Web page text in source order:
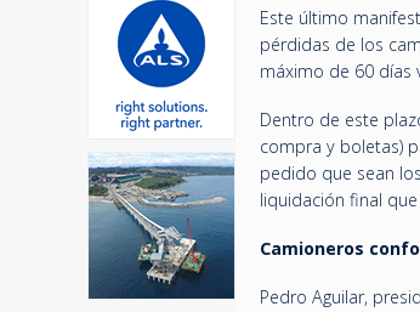
Este último
pérdidas de los
máximo de 60 días
Dentro de este
compra y boletas)
pedido que sean
liquidación final
Camioneros
Pedro Aguilar,